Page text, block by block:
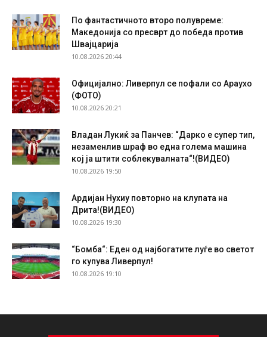
По фантастичното второ полувреме:
Македонија со пресврт до победа против
Швајцарија
10.08.2026 20:44
Официјално: Ливерпул се пофали со Араухо
(ФОТО)
10.08.2026 20:21
Владан Лукиќ за Панчев: “Дарко е супер тип,
незаменлив шраф во една голема машина
кој ја штити соблекувалната“!(ВИДЕО)
10.08.2026 19:50
Ардијан Нухиу повторно на клупата на
Дрита!(ВИДЕО)
10.08.2026 19:30
“Бомба“: Еден од најбогатите луѓе во светот
го купува Ливерпул!
10.08.2026 19:10